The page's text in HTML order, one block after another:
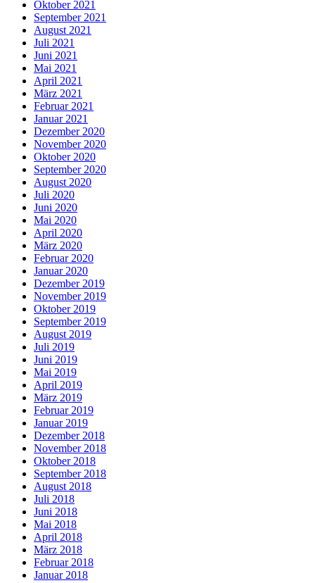
Oktober 2021
September 2021
August 2021
Juli 2021
Juni 2021
Mai 2021
April 2021
März 2021
Februar 2021
Januar 2021
Dezember 2020
November 2020
Oktober 2020
September 2020
August 2020
Juli 2020
Juni 2020
Mai 2020
April 2020
März 2020
Februar 2020
Januar 2020
Dezember 2019
November 2019
Oktober 2019
September 2019
August 2019
Juli 2019
Juni 2019
Mai 2019
April 2019
März 2019
Februar 2019
Januar 2019
Dezember 2018
November 2018
Oktober 2018
September 2018
August 2018
Juli 2018
Juni 2018
Mai 2018
April 2018
März 2018
Februar 2018
Januar 2018